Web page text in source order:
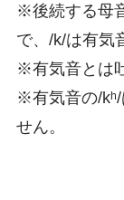
※後続する母
で、/k/は有気
※有気音とは
※有気音の/k
せん。